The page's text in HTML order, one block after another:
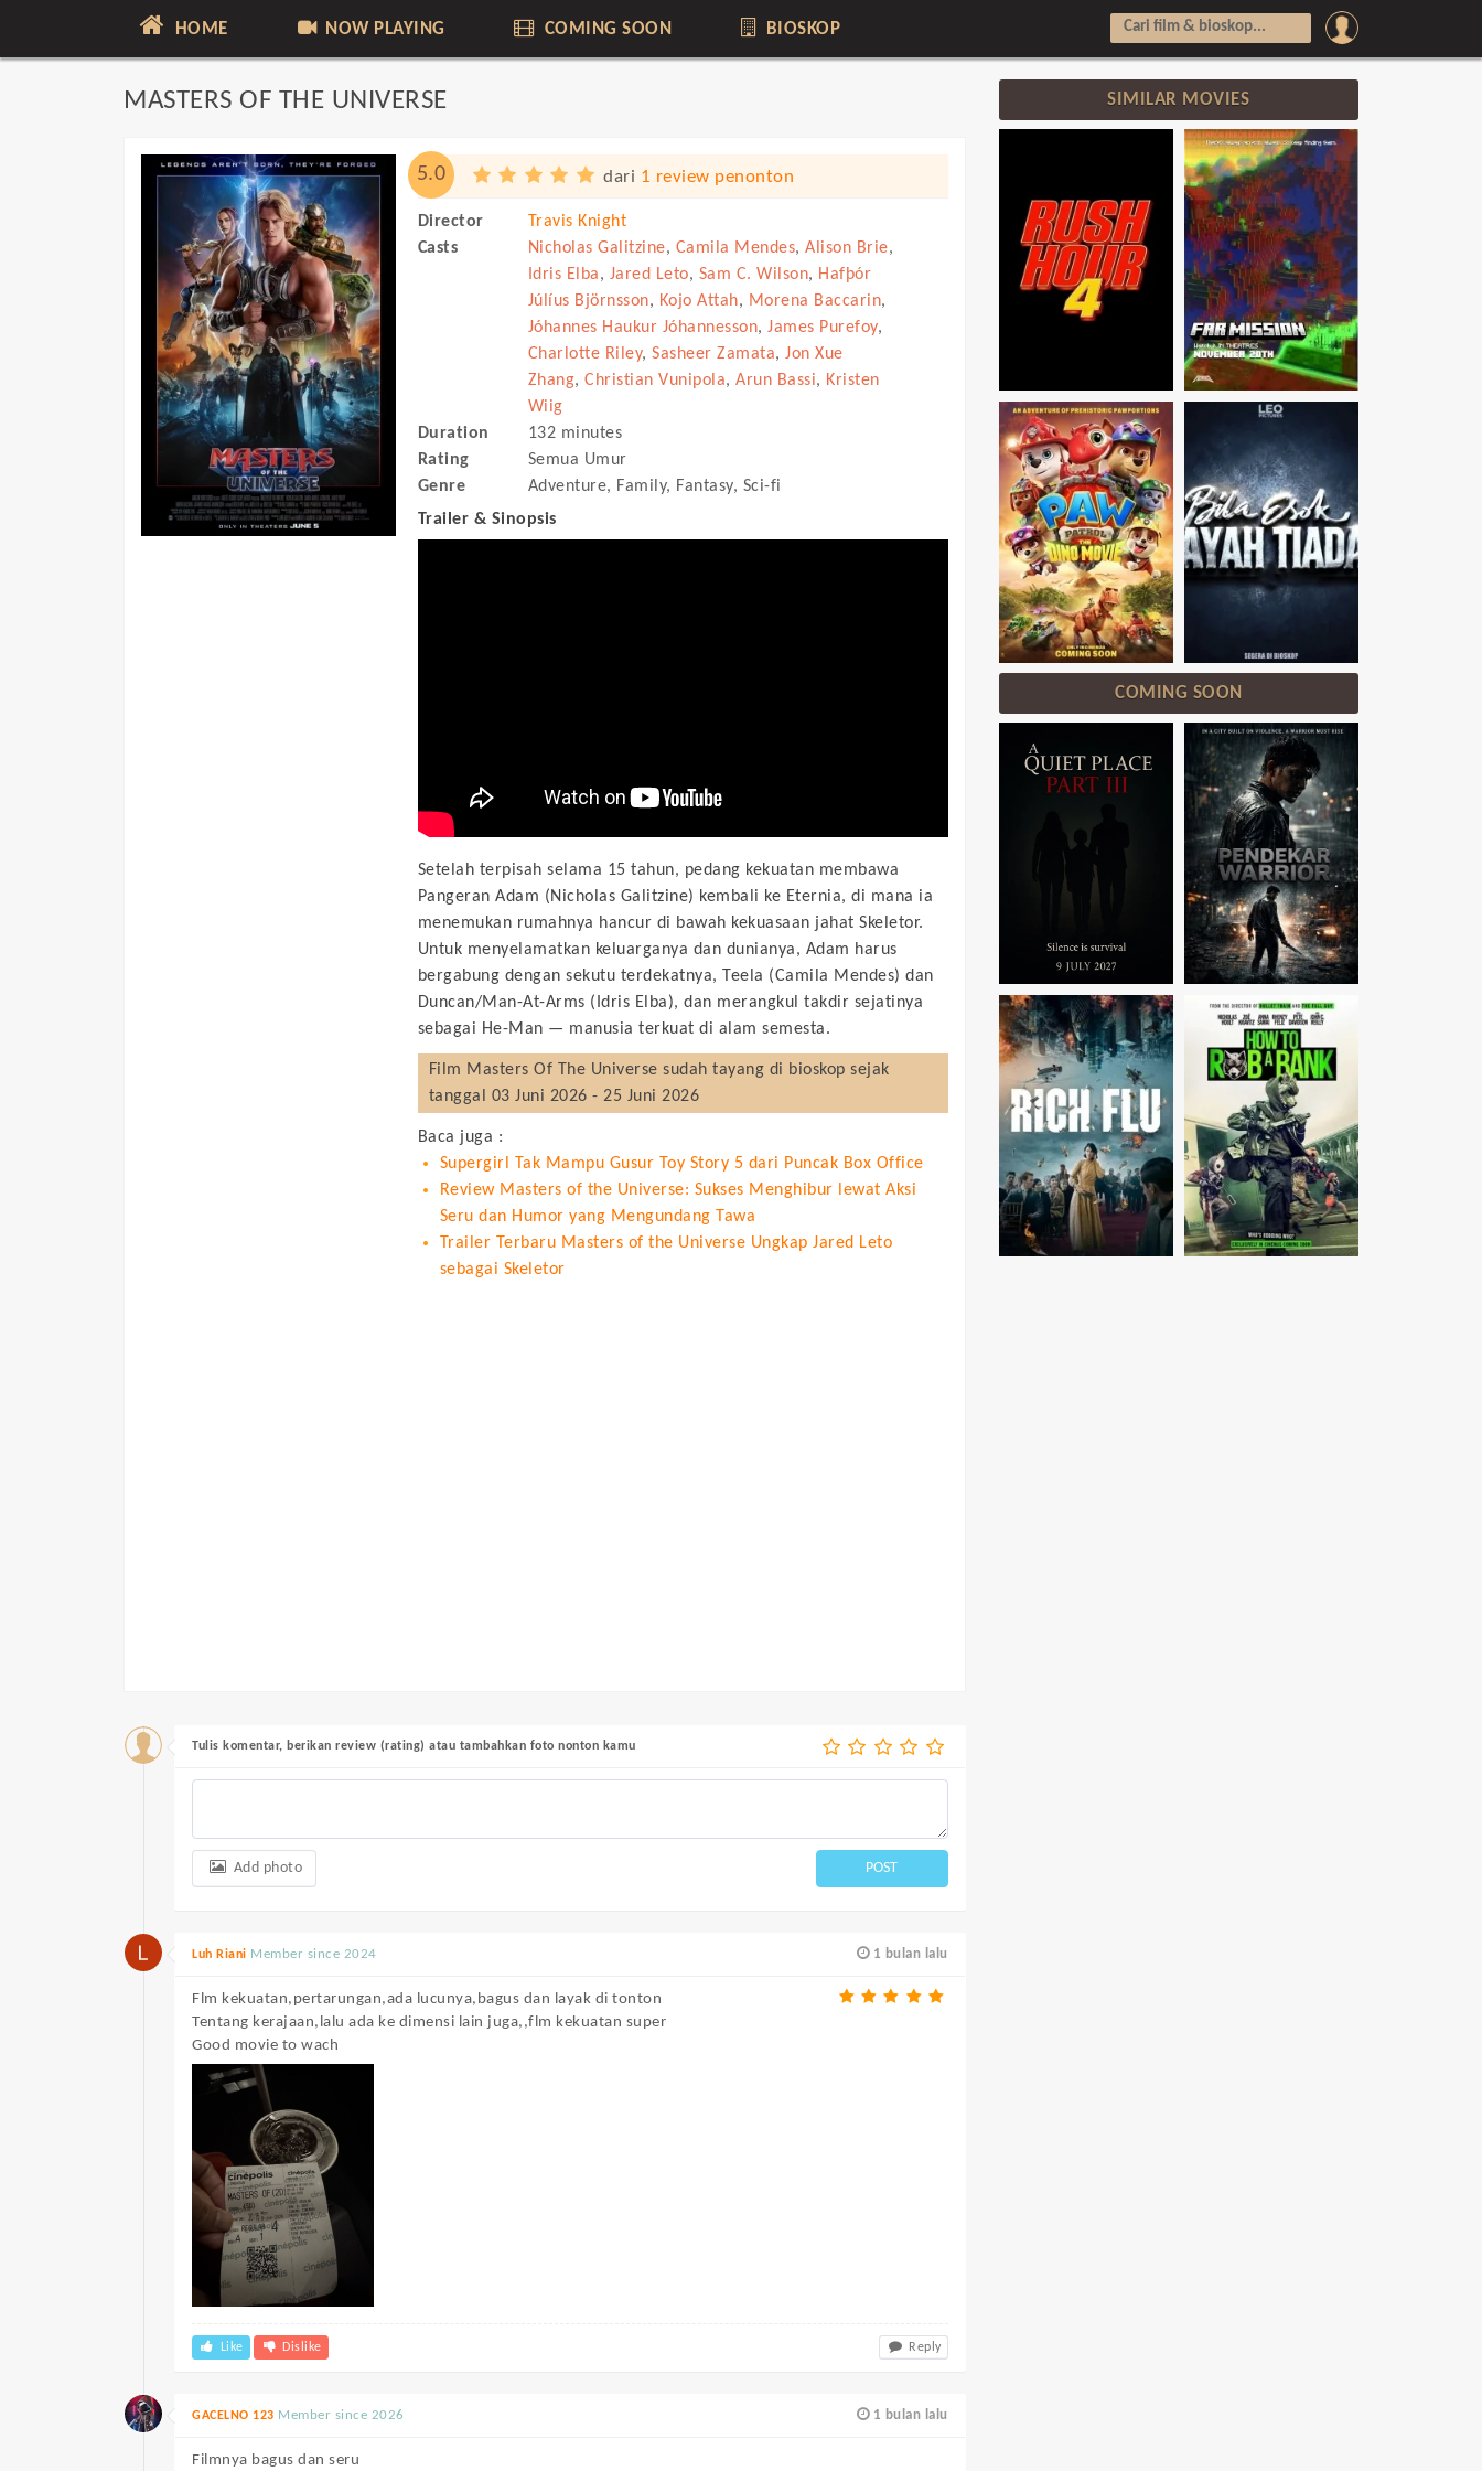
HOME NOW PLAYING COMING SOON BIOSKOP
MASTERS OF THE UNIVERSE
5.0 dari 1 review penonton
Director
Travis Knight
Casts
Nicholas Galitzine, Camila Mendes, Alison Brie,
Idris Elba, Jared Leto, Sam C. Wilson, Hafþór
Júlíus Björnsson, Kojo Attah, Morena Baccarin,
Jóhannes Haukur Jóhannesson, James Purefoy,
Charlotte Riley, Sasheer Zamata, Jon Xue
Zhang, Christian Vunipola, Arun Bassi, Kristen
Wiig
Duration
132 minutes
Rating
Semua Umur
Genre
Adventure, Family, Fantasy, Sci-fi
Trailer & Sinopsis
Setelah terpisah selama 15 tahun, pedang kekuatan membawa
Pangeran Adam (Nicholas Galitzine) kembali ke Eternia, di mana ia
menemukan rumahnya hancur di bawah kekuasaan jahat Skeletor.
Untuk menyelamatkan keluarganya dan dunianya, Adam harus
bergabung dengan sekutu terdekatnya, Teela (Camila Mendes) dan
Duncan/Man-At-Arms (Idris Elba), dan merangkul takdir sejatinya
sebagai He-Man — manusia terkuat di alam semesta.
Film Masters Of The Universe sudah tayang di bioskop sejak
tanggal 03 Juni 2026 - 25 Juni 2026
Baca juga :
Supergirl Tak Mampu Gusur Toy Story 5 dari Puncak Box Office
Review Masters of the Universe: Sukses Menghibur lewat Aksi
Seru dan Humor yang Mengundang Tawa
Trailer Terbaru Masters of the Universe Ungkap Jared Leto
sebagai Skeletor
Tulis komentar, berikan review (rating) atau tambahkan foto nonton kamu
Add photo POST
1 bulan lalu
Luh Riani Member since 2024
Flm kekuatan,pertarungan,ada lucunya,bagus dan layak di tonton
Tentang kerajaan,lalu ada ke dimensi lain juga,,flm kekuatan super
Good movie to wach
Like Dislike Reply
1 bulan lalu
GACELNO 123 Member since 2026
Filmnya bagus dan seru
SIMILAR MOVIES
COMING SOON